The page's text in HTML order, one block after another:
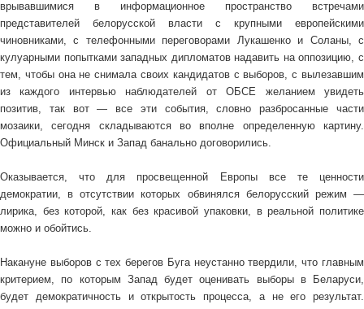
врывавшимися в информационное пространство встречами
представителей белорусской власти с крупными европейскими
чиновниками, с телефонными переговорами Лукашенко и Соланы, с
кулуарными попытками западных дипломатов надавить на оппозицию, с
тем, чтобы она не снимала своих кандидатов с выборов, с вылезавшим
из каждого интервью наблюдателей от ОБСЕ желанием увидеть
позитив, так вот — все эти события, словно разбросанные части
мозаики, сегодня складываются во вполне определенную картину.
Официальный Минск и Запад банально договорились.
Оказывается, что для просвещенной Европы все те ценности
демократии, в отсутствии которых обвинялся белорусский режим —
лирика, без которой, как без красивой упаковки, в реальной политике
можно и обойтись.
Накануне выборов с тех берегов Буга неустанно твердили, что главным
критерием, по которым Запад будет оценивать выборы в Беларуси,
будет демократичность и открытость процесса, а не его результат.